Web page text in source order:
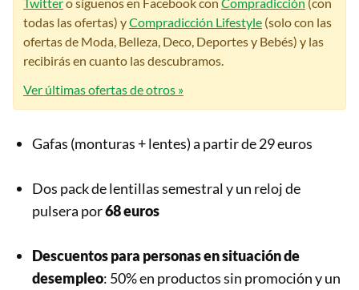
todas las ofertas) yCompradicción Lifestyle (solo con las
ofertas de Moda, Belleza, Deco, Deportes y Bebés) y las
recibirás en cuanto las descubramos.
Ver últimas ofertas de otros »
Gafas (monturas + lentes) a partir de 29 euros
Dos pack de lentillas semestral y un reloj de
pulsera por68 euros
Descuentos para personas en situación de
desempleo: 50% en productos sin promoción y un